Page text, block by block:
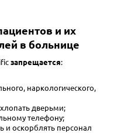
и их
в больнице
запрещается:
наркологического,
дверьми;
телефону;
и оскорблять персонал